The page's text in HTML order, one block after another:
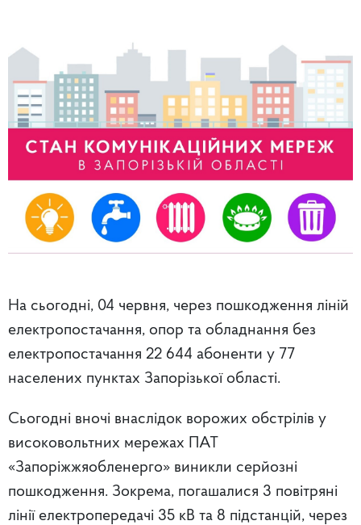
На сьогодні, 04 червня, через пошкодження ліній
електропостачання, опор та обладнання без
електропостачання 22 644 абоненти у 77
населених пунктах Запорізької області.
Сьогодні вночі внаслідок ворожих обстрілів у
високовольтних мережах ПАТ
«Запоріжжяобленерго» виникли серйозні
пошкодження. Зокрема, погашалися 3 повітряні
лінії електропередачі 35 кВ та 8 підстанцій, через